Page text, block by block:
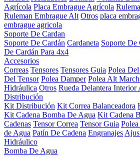
Agrícola Placa Embrague Agrícola
Ruleman Embrague Alt Otros placa
embrague agricola
Soporte De Cardan
Soporte De Cardán Cardaneta Soporte De
De Cardán Para 4x4
Accesorios
Correas Tensores Tensores Guia Polea
Del Tensor Polea Damper Polea Alt
Hidráulica Otros Rueda Delantera Interior
Distribución
Kit Distribución Kit Correa Balanceadora
Kit Cadena Bomba De Agua Kit Cadena
Cadenas Tensor Correa Tensor Guia
de Agua Patín De Cadena Engranajes
Hidráulico
Bomba De Agua